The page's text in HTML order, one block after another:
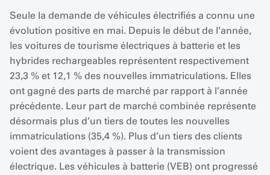
Seule la demande de véhicules électrifiés a connu une
évolution positive en mai. Depuis le début de l’année,
les voitures de tourisme électriques à batterie et les
hybrides rechargeables représentent respectivement
23,3 % et 12,1 % des nouvelles immatriculations. Elles
ont gagné des parts de marché par rapport à l’année
précédente. Leur part de marché combinée représente
désormais plus d’un tiers de toutes les nouvelles
immatriculations (35,4 %). Plus d’un tiers des clients
voient des avantages à passer à la transmission
électrique. Les véhicules à batterie (VEB) ont progressé